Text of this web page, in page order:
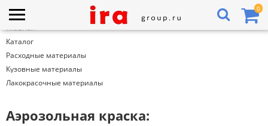
0
Главная
Каталог
Расходные материалы
Кузовные материалы
Лакокрасочные материалы
Аэрозольная краска: